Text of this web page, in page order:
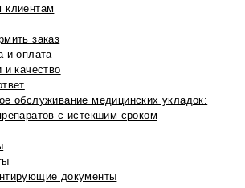
клиентам
заказ
и оплата
и качество
обслуживание медицинских укладок:
с истекшим сроком
документы